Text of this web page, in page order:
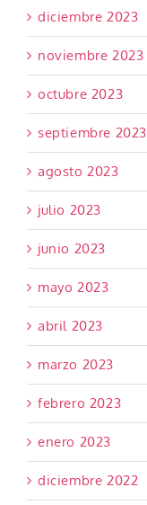
diciembre 2023
noviembre 2023
octubre 2023
septiembre 2023
agosto 2023
julio 2023
junio 2023
mayo 2023
abril 2023
marzo 2023
febrero 2023
enero 2023
diciembre 2022